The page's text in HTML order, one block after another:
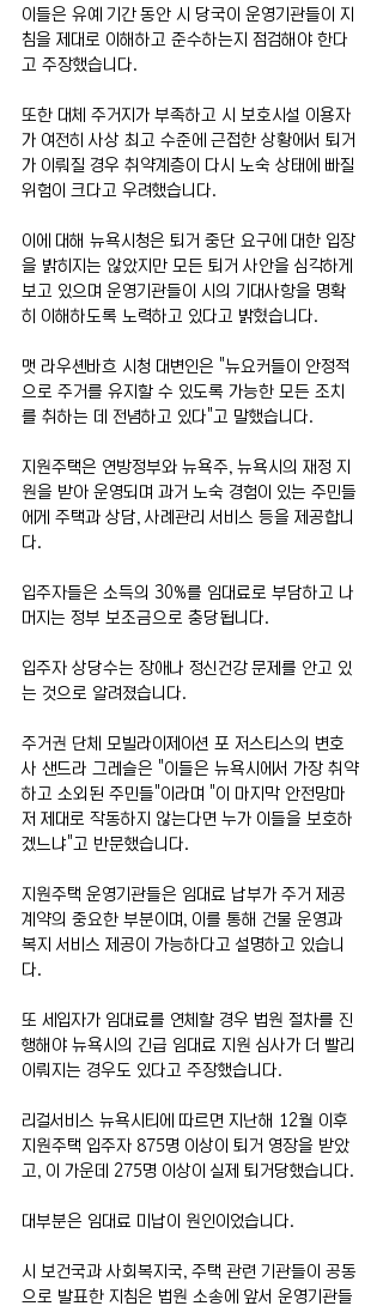
이들은 유예 기간 동안 시 당국이 운영기관들이 지
침을 제대로 이해하고 준수하는지 점검해야 한다
고 주장했습니다.
또한 대체 주거지가 부족하고 시 보호시설 이용자
가 여전히 사상 최고 수준에 근접한 상황에서 퇴거
가 이뤄질 경우 취약계층이 다시 노숙 상태에 빠질
위험이 크다고 우려했습니다.
이에 대해 뉴욕시청은 퇴거 중단 요구에 대한 입장
을 밝히지는 않았지만 모든 퇴거 사안을 심각하게
보고 있으며 운영기관들이 시의 기대사항을 명확
히 이해하도록 노력하고 있다고 밝혔습니다.
맷 라우셴바흐 시청 대변인은 "뉴요커들이 안정적
으로 주거를 유지할 수 있도록 가능한 모든 조치
를 취하는 데 전념하고 있다"고 말했습니다.
지원주택은 연방정부와 뉴욕주, 뉴욕시의 재정 지
원을 받아 운영되며 과거 노숙 경험이 있는 주민들
에게 주택과 상담, 사례관리 서비스 등을 제공합니
다.
입주자들은 소득의 30%를 임대료로 부담하고 나
머지는 정부 보조금으로 충당됩니다.
입주자 상당수는 장애나 정신건강 문제를 안고 있
는 것으로 알려졌습니다.
주거권 단체 모빌라이제이션 포 저스티스의 변호
사 샌드라 그레슬은 "이들은 뉴욕시에서 가장 취약
하고 소외된 주민들"이라며 "이 마지막 안전망마
저 제대로 작동하지 않는다면 누가 이들을 보호하
겠느냐"고 반문했습니다.
지원주택 운영기관들은 임대료 납부가 주거 제공
계약의 중요한 부분이며, 이를 통해 건물 운영과
복지 서비스 제공이 가능하다고 설명하고 있습니
다.
또 세입자가 임대료를 연체할 경우 법원 절차를 진
행해야 뉴욕시의 긴급 임대료 지원 심사가 더 빨리
이뤄지는 경우도 있다고 주장했습니다.
리걸서비스 뉴욕시티에 따르면 지난해 12월 이후
지원주택 입주자 875명 이상이 퇴거 영장을 받았
고, 이 가운데 275명 이상이 실제 퇴거당했습니다.
대부분은 임대료 미납이 원인이었습니다.
시 보건국과 사회복지국, 주택 관련 기관들이 공동
으로 발표한 지침은 법원 소송에 앞서 운영기관들